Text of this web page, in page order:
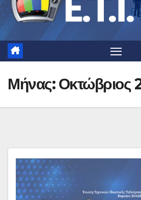
Μήνας:Οκτώβριος